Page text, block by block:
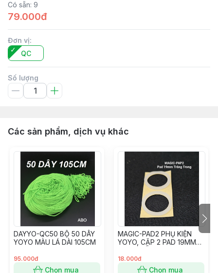
Có sẵn: 9
79.000đ
Đơn vị:
QC
Số lượng
Các sản phẩm, dịch vụ khác
DAYYO-QC50 BỘ 50 DÂY
YOYO MÀU LÁ DÀI 105CM
95.000đ
Chọn mua
MAGIC-PAD2 PHỤ KIỆN
YOYO, CẶP 2 PAD 19MM
MAGIC YOYO
18.000đ
Chọn mua